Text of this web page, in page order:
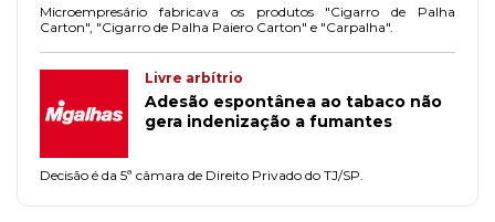
Microempresário fabricava os produtos "Cigarro de Palha
Carton", "Cigarro de Palha Paiero Carton" e "Carpalha".
Livre arbítrio
Adesão espontânea ao tabaco não
gera indenização a fumantes
Decisão é da 5ª câmara de Direito Privado do TJ/SP.